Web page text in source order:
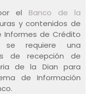
el Banco de la
y contenidos de
Informes de Crédito
se requiere una
de recepción de
de la Dian para
de Información